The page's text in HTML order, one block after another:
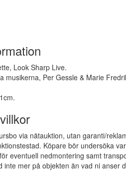
Look Sharp Live.
musikerna, Per Gessle & Marie
via nätauktion, utan garanti/
Köpare bör undersöka
eventuell nedmontering samt
inte mer på objekten än vad ni anser